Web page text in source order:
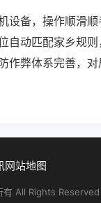
设备，操作顺滑
自动匹配家乡规
作弊体系完善，
网站地图
All Rights Reserved